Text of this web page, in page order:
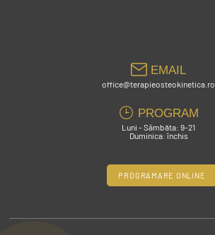
EMAIL
office@terapieosteokinetica.ro
PROGRAM
Luni - Sâmbăta: 9-21
Duminica: închis
PROGRAMARE ONLINE